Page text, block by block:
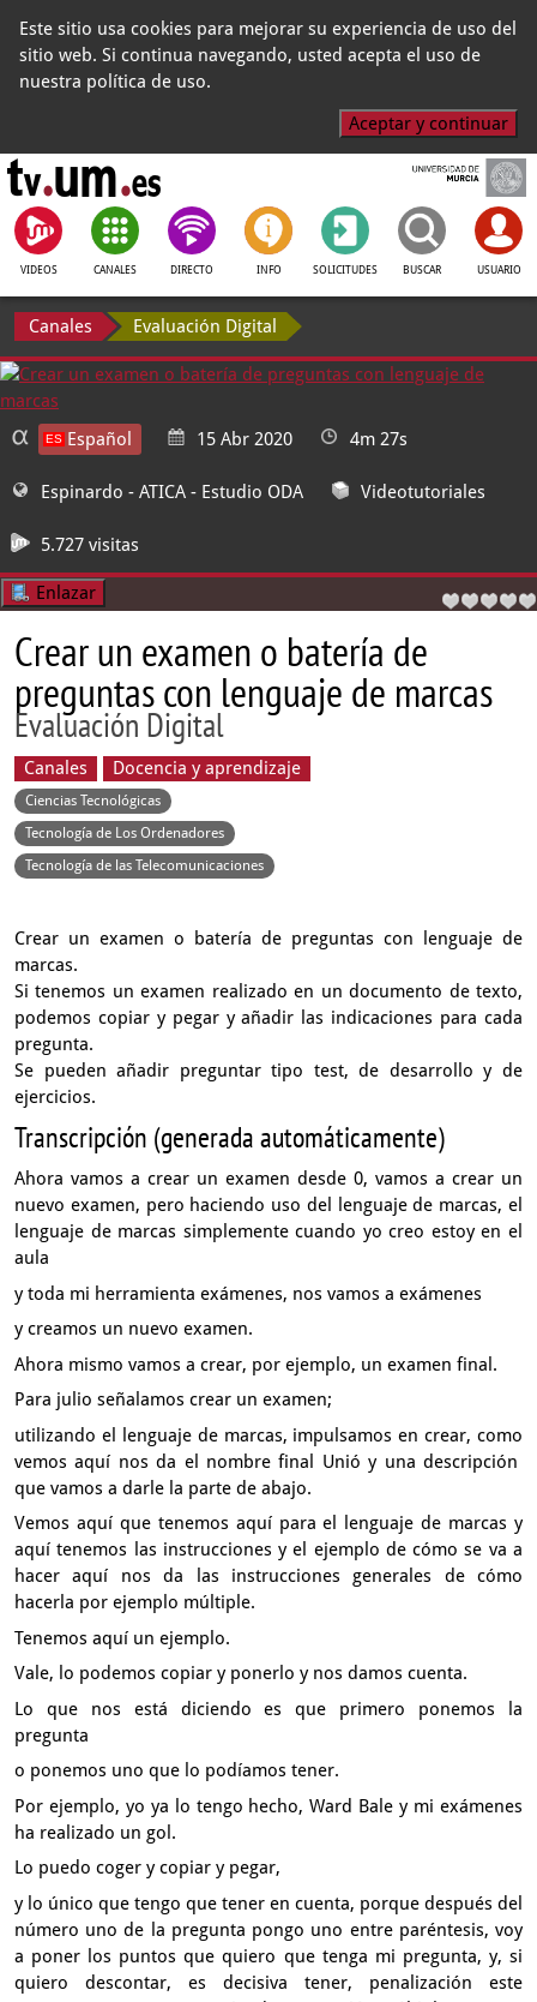
Este sitio usa cookies para mejorar su experiencia de uso del
sitio web. Si continua navegando, usted acepta el uso de
nuestra política de uso.
Aceptar y continuar
VIDEOS CANALES DIRECTO INFO SOLICITUDES BUSCAR USUARIO
Canales Evaluación Digital
Español 15 Abr 2020 4m 27s
Espinardo - ATICA - Estudio ODA Videotutoriales
5.727 visitas
Enlazar
Crear un examen o batería de
preguntas con lenguaje de marcas
Evaluación Digital
Canales Docencia y aprendizaje
Ciencias Tecnológicas
Tecnología de Los Ordenadores
Tecnología de las Telecomunicaciones
Crear un examen o batería de preguntas con lenguaje de
marcas.
Si tenemos un examen realizado en un documento de texto,
podemos copiar y pegar y añadir las indicaciones para cada
pregunta.
Se pueden añadir preguntar tipo test, de desarrollo y de
ejercicios.
Transcripción (generada automáticamente)
Ahora vamos a crear un examen desde 0, vamos a crear un
nuevo examen, pero haciendo uso del lenguaje de marcas,el
lenguaje de marcas simplemente cuando yo creo estoy en el
aula
y toda mi herramienta exámenes, nos vamos a exámenes
y creamos un nuevo examen.
Ahora mismo vamos a crear, por ejemplo, un examen final.
Para julio señalamos crear un examen;
utilizando el lenguaje de marcas, impulsamos en crear, como
vemos aquí nos da el nombre final Unió y una descripción
que vamos a darle la parte de abajo.
Vemos aquí que tenemos aquí para el lenguaje de marcas y
aquí tenemos las instrucciones y el ejemplo de cómo se va a
hacer aquí nos da las instrucciones generales de cómo
hacerla por ejemplo múltiple.
Tenemos aquí un ejemplo.
Vale, lo podemos copiar y ponerlo y nos damos cuenta.
Lo que nos está diciendo es que primero ponemos la
pregunta
o ponemos uno que lo podíamos tener.
Por ejemplo, yo ya lo tengo hecho,Ward Bale y mi exámenes
ha realizado un gol.
Lo puedo coger y copiar y pegar,
y lo único que tengo que tener en cuenta, porque después del
número uno de la pregunta pongo uno entre paréntesis,voy
a poner los puntos que quiero que tenga mi pregunta, y, si
quiero descontar, es decisiva tener, penalización este